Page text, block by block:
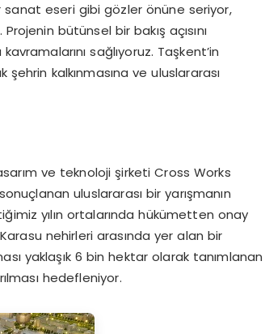
sanat eseri gibi gözler önüne seriyor,
bütünsel bir bakış açısını
sağlıyoruz. Taşkent’in
kalkınmasına ve uluslararası
ve teknoloji şirketi Cross Works
uluslararası bir yarışmanın
yılın ortalarında hükümetten onay
nehirleri arasında yer alan bir
yaklaşık 6 bin hektar olarak tanımlanan
hedefleniyor.